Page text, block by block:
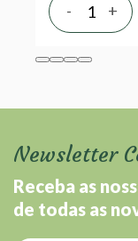
+
-
Newsletter
Receba as
de todas as